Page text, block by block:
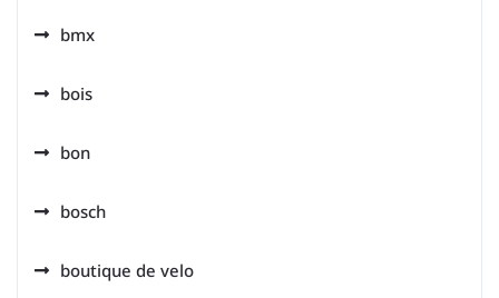
bmx
bois
bon
bosch
boutique de velo